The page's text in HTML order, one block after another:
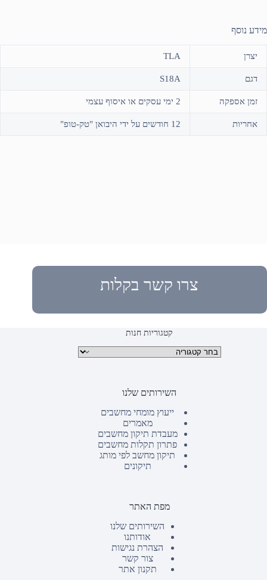
מידע נוסף
יצרן TLA
דגם S18A
זמן אספקה 2 ימי עסקים או איסוף עצמי
אחריות 12 חודשים על ידי היבואן "טק-טופ"
צרו קשר בקלות
קטגוריות חנות
קטגוריות מוצרים
השירותים שלנו
ייעוץ מומחי מחשבים
מאמרים
מעבדת תיקון מחשבים
פתרון תקלות מחשבים
תיקון מחשב לפי מותג
תיקונים
מפת האתר
השירותים שלנו
אודותנו
הצהרת נגישות
צור קשר
תקנון אתר